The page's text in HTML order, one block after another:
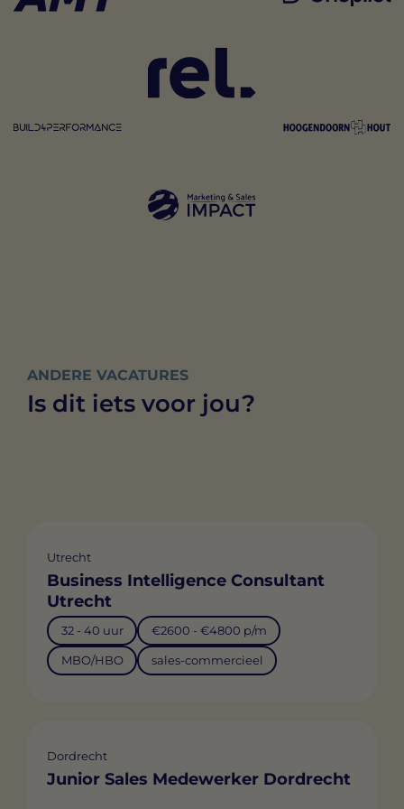
ANDERE VACATURES
Is dit iets voor jou?
Utrecht
Business Intelligence Consultant
Utrecht
32 - 40 uur €2600 - €4800 p/m
MBO/HBO sales-commercieel
Dordrecht
Junior Sales Medewerker Dordrecht